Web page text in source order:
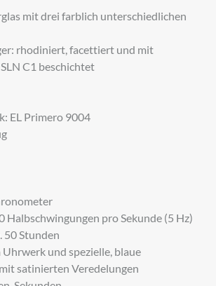
mit drei farblich unterschiedlichen
rhodiniert, facettiert und mit
C1 beschichtet
EL Primero 9004
Halbschwingungen pro Sekunde (5 Hz)
50 Stunden
und spezielle, blaue
satinierten Veredelungen